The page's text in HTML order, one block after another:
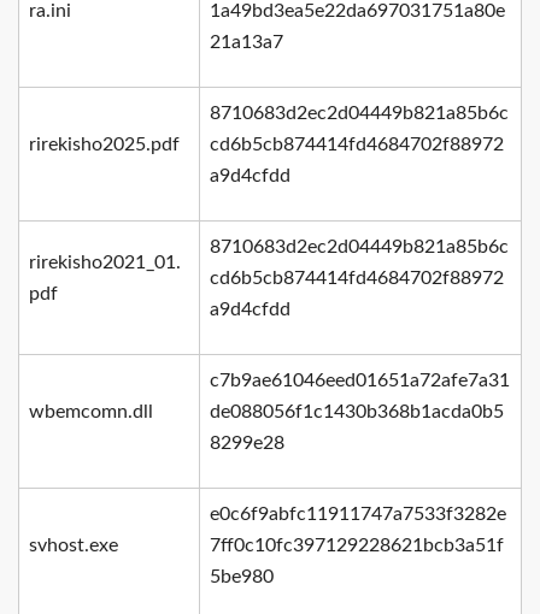
ra.ini
1a49bd3ea5e22da697031751a80e
21a13a7
rirekisho2025.pdf
8710683d2ec2d04449b821a85b6c
cd6b5cb874414fd4684702f88972
a9d4cfdd
rirekisho2021_01.
pdf
8710683d2ec2d04449b821a85b6c
cd6b5cb874414fd4684702f88972
a9d4cfdd
wbemcomn.dll
c7b9ae61046eed01651a72afe7a31
de088056f1c1430b368b1acda0b5
8299e28
svhost.exe
e0c6f9abfc11911747a7533f3282e
7ff0c10fc397129228621bcb3a51f
5be980